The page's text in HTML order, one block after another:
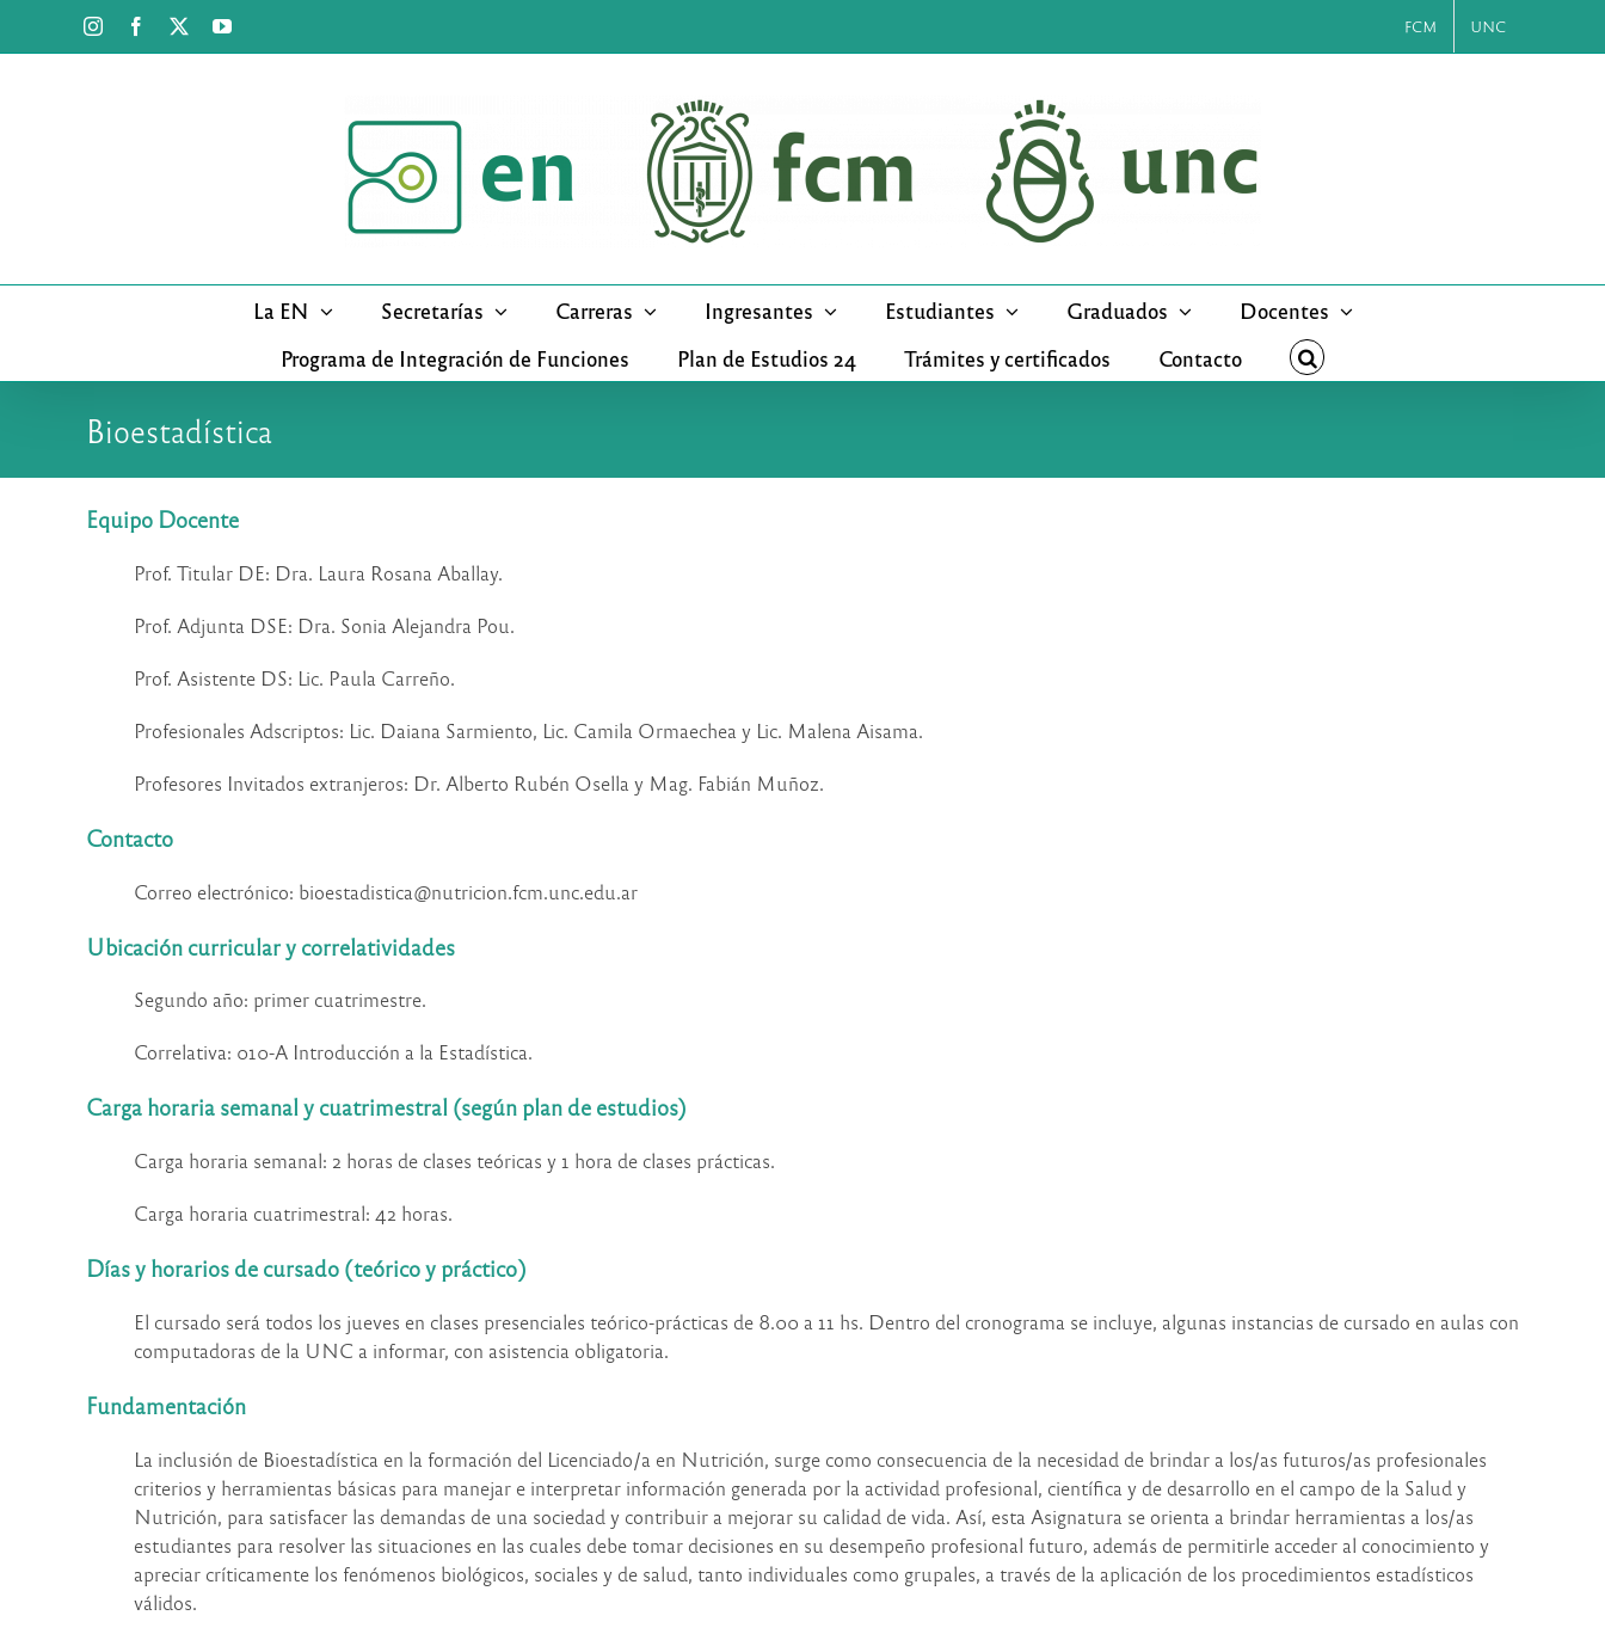
InstagramFacebook YouTube FCM UNC
La EN Secretarías Carreras Ingresantes Estudiantes Graduados
Docentes
Programa de Integración de Funciones
Plan de Estudios 24 Trámites y certificados Contacto
Bioestadística
Equipo Docente
Prof. Titular DE: Dra. Laura Rosana Aballay.
Prof. Adjunta DSE: Dra. Sonia Alejandra Pou.
Prof. Asistente DS: Lic. Paula Carreño.
Profesionales Adscriptos: Lic. Daiana Sarmiento, Lic. Camila Ormaechea y Lic. Malena Aisama.
Profesores Invitados extranjeros: Dr. Alberto Rubén Osella y Mag. Fabián Muñoz.
Contacto
Correo electrónico: bioestadistica@nutricion.fcm.unc.edu.ar
Ubicación curricular y correlatividades
Segundo año: primer cuatrimestre.
Correlativa: 010-A Introducción a la Estadística.
Carga horaria semanal y cuatrimestral (según plan de estudios)
Carga horaria semanal: 2 horas de clases teóricas y 1 hora de clases prácticas.
Carga horaria cuatrimestral: 42 horas.
Días y horarios de cursado (teórico y práctico)
El cursado será todos los jueves en clases presenciales teórico-prácticas de 8.00 a 11 hs. Dentro del cronograma se incluye, algunas instancias de cursado en aulas con
computadoras de la UNC a informar, con asistencia obligatoria.
Fundamentación
La inclusión de Bioestadística en la formación del Licenciado/a en Nutrición, surge como consecuencia de la necesidad de brindar a los/as futuros/as profesionales
criterios y herramientas básicas para manejar e interpretar información generada por la actividad profesional, científica y de desarrollo en el campo de la Salud y
Nutrición, para satisfacer las demandas de una sociedad y contribuir a mejorar su calidad de vida. Así, esta Asignatura se orienta a brindar herramientas a los/as
estudiantes para resolver las situaciones en las cuales debe tomar decisiones en su desempeño profesional futuro, además de permitirle acceder al conocimiento y
apreciar críticamente los fenómenos biológicos, sociales y de salud, tanto individuales como grupales, a través de la aplicación de los procedimientos estadísticos
válidos.